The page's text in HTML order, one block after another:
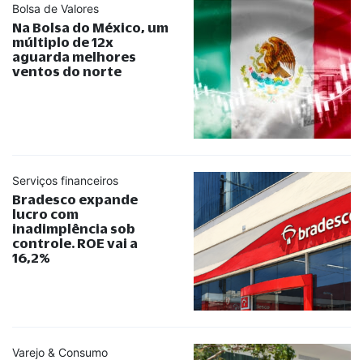
Bolsa de Valores
Na Bolsa do México, um
múltiplo de 12x
aguarda melhores
ventos do norte
Serviços financeiros
Bradesco expande
lucro com
inadimplência sob
controle. ROE vai a
16,2%
Varejo & Consumo